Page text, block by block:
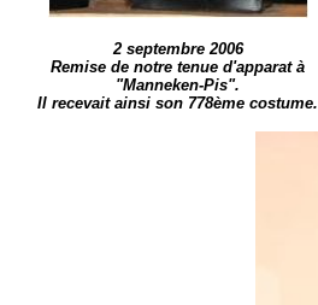
2 septembre 2006
Remise de notre tenue d'apparat à
"Manneken-Pis".
Il recevait ainsi son 778ème costume.